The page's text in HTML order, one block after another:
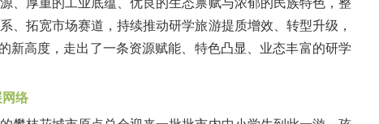
、厚重的工业底蕴、优良的生态禀赋与浓郁的民族特色，整
、拓宽市场赛道，持续推动研学旅游提质增效、转型升级，
新高度，走出了一条资源赋能、特色凸显、业态丰富的研学
络